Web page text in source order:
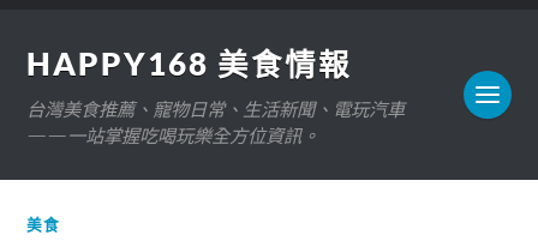
HAPPY168 美食情報
台灣美食推薦、寵物日常、生活新聞、電玩汽車
——一站掌握吃喝玩樂全方位資訊。
美食